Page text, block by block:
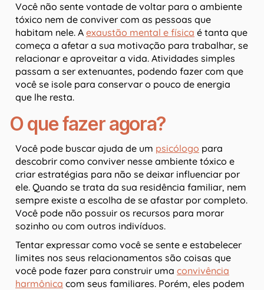
Você não sente vontade de voltar para o ambiente
tóxico nem de conviver com as pessoas que
habitam nele. A exaustão mental e física é tanta que
começa a afetar a sua motivação para trabalhar, se
relacionar e aproveitar a vida. Atividades simples
passam a ser extenuantes, podendo fazer com que
você se isole para conservar o pouco de energia
que lhe resta.
O que fazer agora?
Você pode buscar ajuda de um psicólogo para
descobrir como conviver nesse ambiente tóxico e
criar estratégias para não se deixar influenciar por
ele. Quando se trata da sua residência familiar, nem
sempre existe a escolha de se afastar por completo.
Você pode não possuir os recursos para morar
sozinho ou com outros indivíduos.
Tentar expressar como você se sente e estabelecer
limites nos seus relacionamentos são coisas que
você pode fazer para construir uma convivência
harmônica com seus familiares. Porém, eles podem